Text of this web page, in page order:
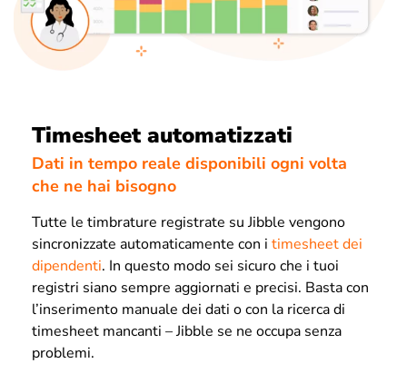
Timesheet automatizzati
Dati in tempo reale disponibili ogni volta
che ne hai bisogno
Tutte le timbrature registrate su Jibble vengono
sincronizzate automaticamente con i timesheet dei
dipendenti. In questo modo sei sicuro che i tuoi
registri siano sempre aggiornati e precisi. Basta con
l’inserimento manuale dei dati o con la ricerca di
timesheet mancanti – Jibble se ne occupa senza
problemi.